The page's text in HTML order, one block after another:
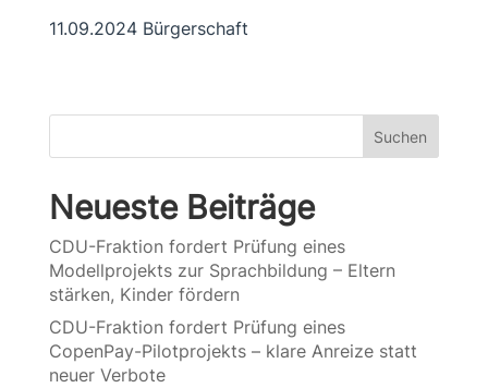
11.09.2024 Bürgerschaft
Suchen
Neueste Beiträge
CDU-Fraktion fordert Prüfung eines
Modellprojekts zur Sprachbildung – Eltern
stärken, Kinder fördern
CDU-Fraktion fordert Prüfung eines
CopenPay-Pilotprojekts – klare Anreize statt
neuer Verbote